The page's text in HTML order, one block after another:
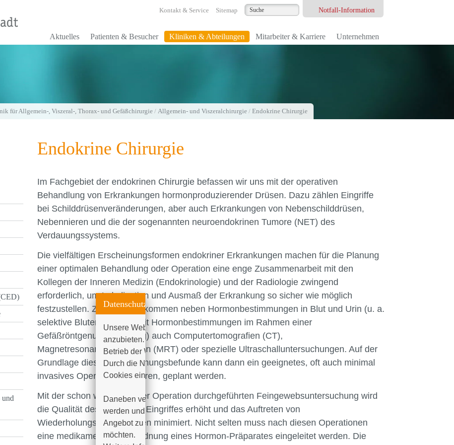
Kontakt & Service Sitemap Notfall-Information
Aktuelles Patienten & Besucher Kliniken & Abteilungen Mitarbeiter & Karriere Unternehmen
für Allgemein-, Viszeral-, Thorax- und Gefäßchirurgie / Allgemein- und Viszeralchirurgie / Endokrine Chirurgie
Endokrine Chirurgie
Im Fachgebiet der endokrinen Chirurgie befassen wir uns mit der operativen
Behandlung von Erkrankungen hormonproduzierender Drüsen. Dazu zählen Eingriffe
bei Schilddrüsenveränderungen, aber auch Erkrankungen von Nebenschilddrüsen,
Nebennieren und die der sogenannten neuroendokrinen Tumore (NET) des
Verdauungssystems.
Die vielfältigen Erscheinungsformen endokriner Erkrankungen machen für die Planung
einer optimalen Behandlung oder Operation eine enge Zusammenarbeit mit den
Kollegen der Inneren Medizin (Endokrinologie) und der Radiologie zwingend
erforderlich, um Lokalisation und Ausmaß der Erkrankung so sicher wie möglich
festzustellen. Zum Einsatz kommen neben Hormonbestimmungen in Blut und Urin (u. a.
selektive Blutentnahmen mit Hormonbestimmungen im Rahmen einer
Gefäßröntgenuntersuchung) auch Computertomografien (CT),
Magnetresonanztomografien (MRT) oder spezielle Ultraschalluntersuchungen. Auf der
Grundlage dieser Untersuchungsbefunde kann dann ein geeignetes, oft auch minimal
invasives Operationsverfahren, geplant werden.
Mit der schon während einer Operation durchgeführten Feingewebsuntersuchung wird
die Qualität des operativen Eingriffes erhöht und das Auftreten von
Wiederholungserkrankungen minimiert. Nicht selten muss nach diesen Operationen
eine medikamentöse Verordnung eines Hormon-Präparates eingeleitet werden. Die
Datenschutzeinstellungen
Unsere Webseite verwendet Cookies, um Ihnen einen optimalen Service
anzubieten. Einige davon sind technisch notwendig, um einen reibungslosen
Betrieb der Webseite zu garantieren und können daher nicht deaktiviert werden.
Durch die Nutzung unserer Website erklären Sie sich mit der Verwendung dieser
Cookies einverstanden.
Daneben verwenden wir Cookies, die zu anonymen Statistikzwecken genutzt
werden und uns helfen sollen, unsere Webseite zu analysieren und unser
Angebot zu verbessern. Bestimmen Sie selbst, welchen Cookies Sie zustimmen
möchten.